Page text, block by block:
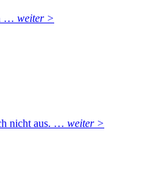
… weiter >
nicht aus. … weiter >